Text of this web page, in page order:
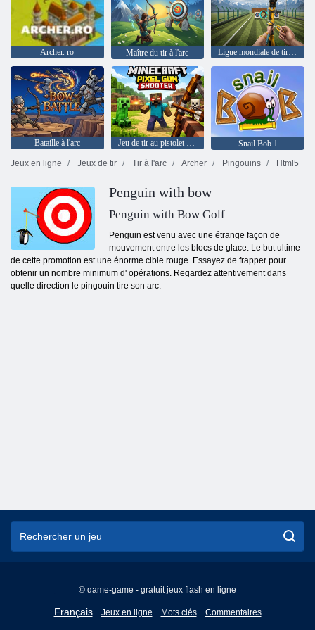
Archer. ro Maître du tir à l'arc Ligue mondiale de tir à l'arc
Bataille à l'arc
Snail Bob 1
Jeux en ligne
Jeux de tir Tir à l'arc Archer Pingouins Html5
Penguin with bow
Penguin with Bow Golf
Penguin est venu avec une étrange façon de
mouvement entre les blocs de glace. Le but ultime
de cette promotion est une énorme cible rouge. Essayez de frapper pour
obtenir un nombre minimum d' opérations. Regardez attentivement dans
quelle direction le pingouin tire son arc.
© game-game - gratuit jeux flash en ligne
Français
English
Jeux en ligne Mots clés Commentaires